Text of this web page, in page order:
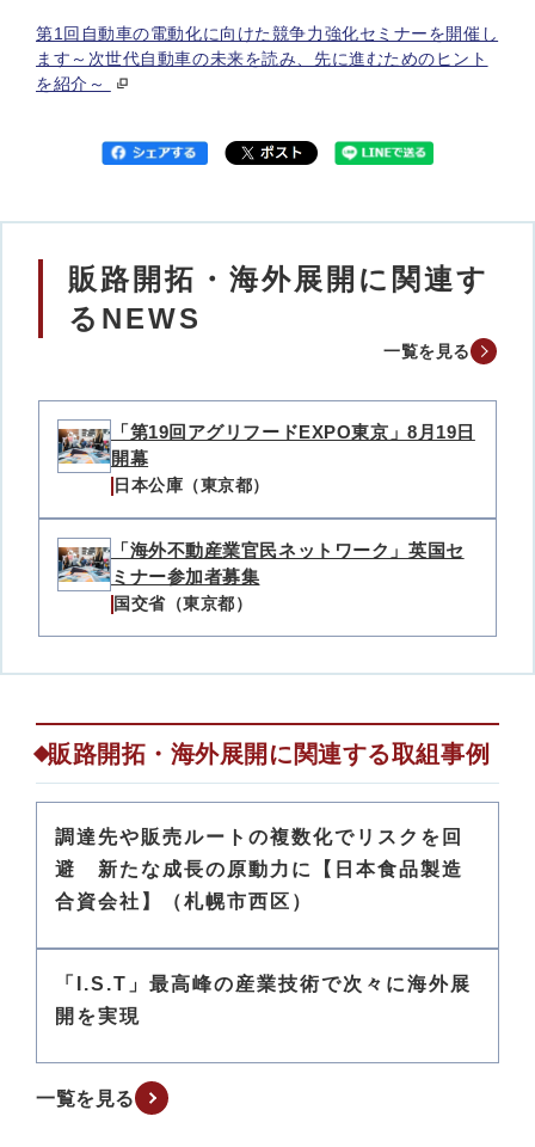
第1回自動車の電動化に向けた競争力強化セミナーを開催し
ます～次世代自動車の未来を読み、先に進むためのヒント
を紹介～
販路開拓・海外展開に関連す
るNEWS
一覧を見る
「第19回アグリフードEXPO東京」8月19日
開幕
日本公庫（東京都）
「海外不動産業官民ネットワーク」英国セ
ミナー参加者募集
国交省（東京都）
販路開拓・海外展開に関連する取組事例
調達先や販売ルートの複数化でリスクを回
避 新たな成長の原動力に【日本食品製造
合資会社】（札幌市西区）
「I.S.T」最高峰の産業技術で次々に海外展
開を実現
一覧を見る